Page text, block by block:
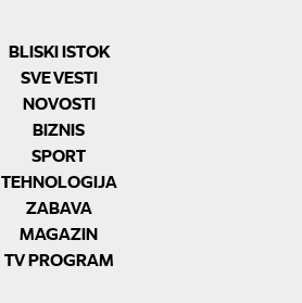
BLISKI ISTOK
SVE VESTI
NOVOSTI
BIZNIS
SPORT
TEHNOLOGIJA
ZABAVA
MAGAZIN
TV PROGRAM